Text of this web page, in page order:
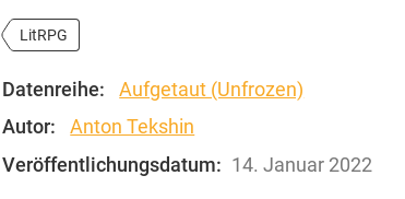
LitRPG
Datenreihe:
Aufgetaut (Unfrozen)
Autor:
Anton Tekshin
Veröffentlichungsdatum: 14. Januar 2022